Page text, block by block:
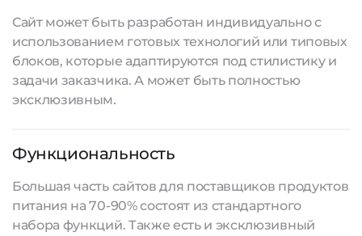
Сайт может быть разработан индивидуально с
использованием готовых технологий или типовых
блоков, которые адаптируются под стилистику и
задачи заказчика. А может быть полностью
эксклюзивным.
Функциональность
Большая часть сайтов для поставщиков продуктов
питания на 70-90% состоят из стандартного
набора функций. Также есть и эксклюзивный